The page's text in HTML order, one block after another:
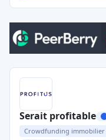
Serait profitable
Crowdfunding immobilier